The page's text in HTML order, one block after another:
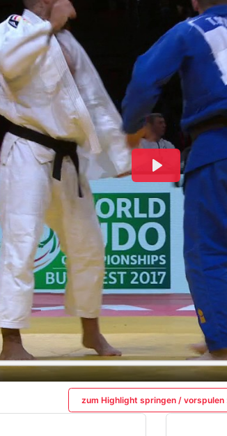
zum Highlight springen / vorspulen